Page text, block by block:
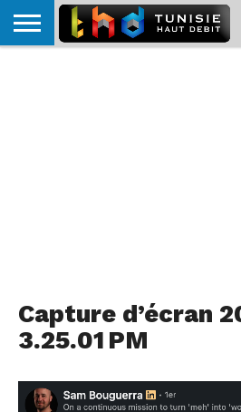
Capture d’écran
3.25.01 PM